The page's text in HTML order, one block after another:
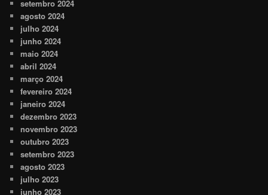
setembro 2024
agosto 2024
julho 2024
junho 2024
maio 2024
abril 2024
março 2024
fevereiro 2024
janeiro 2024
dezembro 2023
novembro 2023
outubro 2023
setembro 2023
agosto 2023
julho 2023
junho 2023